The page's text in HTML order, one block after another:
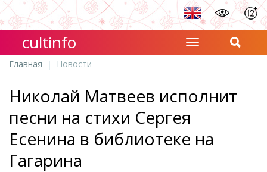
cultinfo
Главная Новости
Николай Матвеев исполнит
песни на стихи Сергея
Есенина в библиотеке на
Гагарина